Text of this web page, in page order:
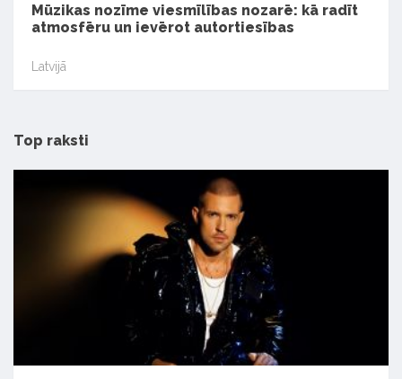
Mūzikas nozīme viesmīlības nozarē: kā radīt
atmosfēru un ievērot autortiesības
Latvijā
Top raksti